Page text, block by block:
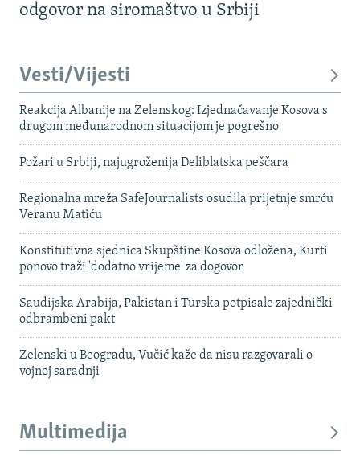
odgovor na siromaštvo u Srbiji
Vesti/Vijesti
Reakcija Albanije na Zelenskog: Izjednačavanje Kosova s ​​
drugom međunarodnom situacijom je pogrešno
Požari u Srbiji, najugroženija Deliblatska peščara
Regionalna mreža SafeJournalists osudila prijetnje smrću
Veranu Matiću
Konstitutivna sjednica Skupštine Kosova odložena, Kurti
ponovo traži 'dodatno vrijeme' za dogovor
Saudijska Arabija, Pakistan i Turska potpisale zajednički
odbrambeni pakt
Zelenski u Beogradu, Vučić kaže da nisu razgovarali o
vojnoj saradnji
Multimedija